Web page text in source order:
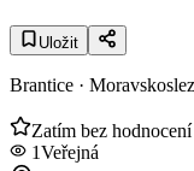
Uložit
Brantice ·
Zatím bez hodnocení
1Veřejná